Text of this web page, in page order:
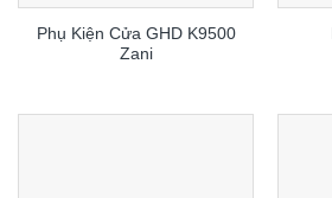
Phụ Kiện Cửa GHD K9500
Zani